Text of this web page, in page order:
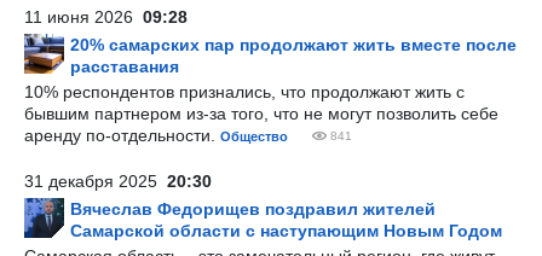
11 июня 2026 09:28
20% самарских пар продолжают жить вместе после
расставания
10% респондентов признались, что продолжают жить с
бывшим партнером из-за того, что не могут позволить себе
аренду по-отдельности.
Общество 841
31 декабря 2025 20:30
Вячеслав Федорищев поздравил жителей
Самарской области с наступающим Новым Годом